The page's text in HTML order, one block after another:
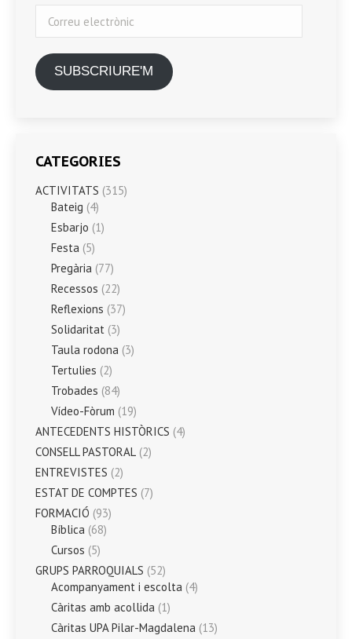
electrònic
SUBSCRIURE'M
CATEGORIES
ACTIVITATS (315)
Bateig (4)
Esbarjo (1)
Festa (5)
Pregària (77)
Recessos (22)
Reflexions (37)
Solidaritat (3)
Taula rodona (3)
Tertulies (2)
Trobades (84)
Vídeo-Fòrum (19)
ANTECEDENTS HISTÒRICS (4)
CONSELL PASTORAL (2)
ENTREVISTES (2)
ESTAT DE COMPTES (7)
FORMACIÓ (93)
Bíblica (68)
Cursos (5)
GRUPS PARROQUIALS (52)
Acompanyament i escolta (4)
Càritas amb acollida (1)
Càritas UPA Pilar-Magdalena (13)